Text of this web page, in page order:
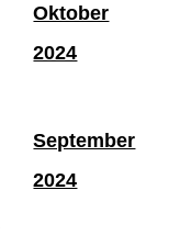
Oktober
2024
September
2024